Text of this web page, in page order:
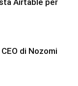
Airtable per
di Nozomi